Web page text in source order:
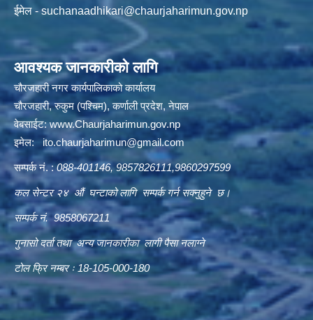
ईमेल -suchanaadhikari@chaurjaharimun.gov.np
आवश्यक जानकारीको लागि
चौरजहारी नगर कार्यपालिकाको कार्यालय
चौरजहारी, रुकुम (पश्चिम), कर्णाली प्रदेश, नेपाल
वेबसाईट:www.Chaurjaharimun.gov.np
इमेल: ito.chaurjaharimun@gmail.com
सम्पर्क नं. :088-401146, 9857826111,9860297599
कल सेन्टर २४ औं घन्टाको लागि सम्पर्क गर्न सक्नुहुने छ।
सम्पर्क नं. 9858067211
गुनासो दर्ता तथा अन्य जानकारीका लागी पैसा नलाग्ने
टोल फ्रि नम्बर ः 18-105-000-180